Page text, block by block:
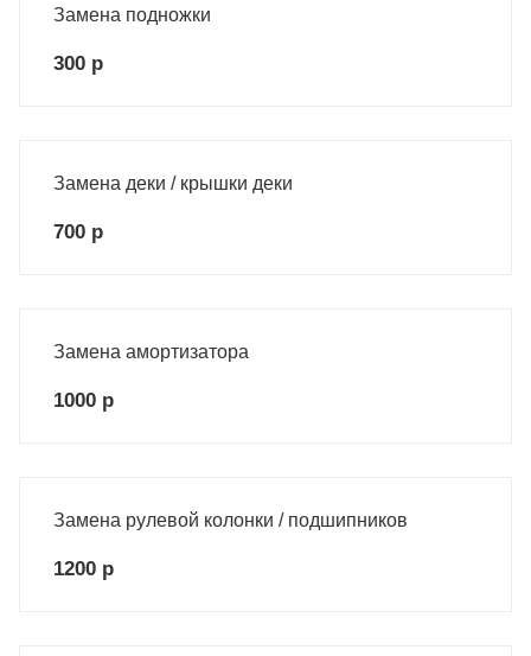
Замена подножки
300 р
Замена деки / крышки деки
700 р
Замена амортизатора
1000 р
Замена рулевой колонки / подшипников
1200 р